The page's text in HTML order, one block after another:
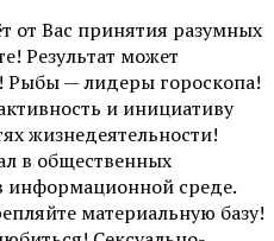
от Вас принятия разумных
Результат может
Рыбы — лидеры гороскопа!
и инициативу
жизнедеятельности!
в общественных
информационной среде.
материальную базу!